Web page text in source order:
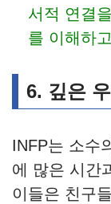
서적 연결
를 이해하
6. 깊은
INFP는 소수
에 많은 시간
이들은 친구